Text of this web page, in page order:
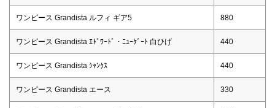
ワンピース Grandista ルフィ ギア5 880
ワンピース Grandista ｴﾄﾞﾜｰﾄﾞ・ﾆｭｰｹﾞｰﾄ 白ひげ 440
ワンピース Grandista ｼｬﾝｸｽ 440
ワンピース Grandista エース 330